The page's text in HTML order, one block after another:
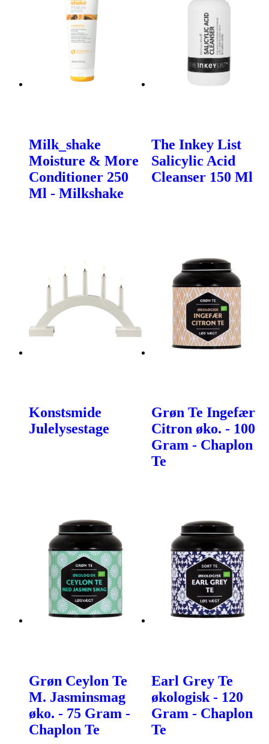
Milk_shake
Moisture & More
Conditioner 250
Ml - Milkshake
The Inkey List
Salicylic Acid
Cleanser 150 Ml
Konstsmide
Julelysestage
Grøn Te Ingefær
Citron øko. - 100
Gram - Chaplon
Te
Grøn Ceylon Te
M. Jasminsmag
øko. - 75 Gram -
Chaplon Te
Earl Grey Te
økologisk - 120
Gram - Chaplon
Te